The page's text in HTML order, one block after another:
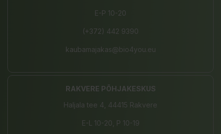
E-P 10-20
(+372) 442 9390
kaubamajakas@bio4you.eu
RAKVERE PÕHJAKESKUS
Haljala tee 4, 44415 Rakvere
E-L 10-20, P 10-19